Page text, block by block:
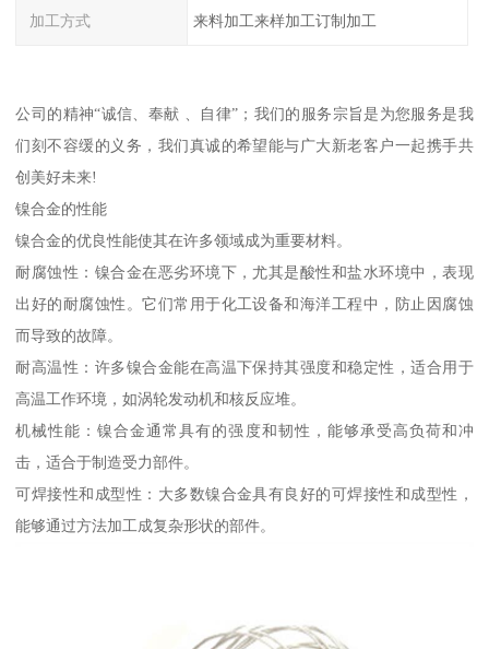
加工方式 来料加工来样加工订制加工
公司的精神“诚信、奉献 、自律”；我们的服务宗旨是为您服务是我
们刻不容缓的义务，我们真诚的希望能与广大新老客户一起携手共
创美好未来!
镍合金的性能
镍合金的优良性能使其在许多领域成为重要材料。
耐腐蚀性：镍合金在恶劣环境下，尤其是酸性和盐水环境中，表现
出好的耐腐蚀性。它们常用于化工设备和海洋工程中，防止因腐蚀
而导致的故障。
耐高温性：许多镍合金能在高温下保持其强度和稳定性，适合用于
高温工作环境，如涡轮发动机和核反应堆。
机械性能：镍合金通常具有的强度和韧性，能够承受高负荷和冲
击，适合于制造受力部件。
可焊接性和成型性：大多数镍合金具有良好的可焊接性和成型性，
能够通过方法加工成复杂形状的部件。